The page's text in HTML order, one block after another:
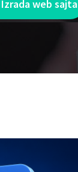
web sajta